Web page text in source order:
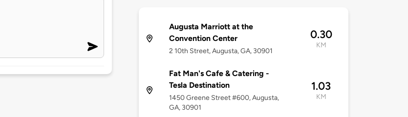
Augusta Marriott at the
Convention Center
2 10th Street, Augusta, GA, 30901
0.30
KM
Fat Man's Cafe & Catering -
Tesla Destination
1450 Greene Street #600, Augusta,
GA, 30901
1.03
KM